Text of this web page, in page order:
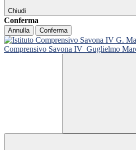
Chiudi
Conferma
Annulla Conferma
Comprensivo Savona IV Guglielmo